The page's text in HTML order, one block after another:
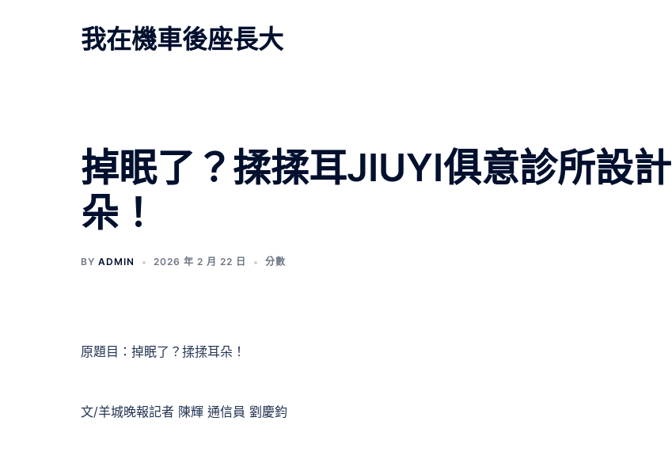
我在機車後座長大
掉眠了？揉揉耳JIUYI俱意診所設計
朵！
BY ADMIN 2026 年 2 月 22 日 分數
原題目：掉眠了？揉揉耳朵！
文/羊城晚報記者 陳輝 通信員 劉慶鈞
文
章
導
覽